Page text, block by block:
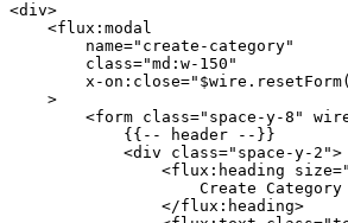
<div>
    <
flux : modal
        name
="create-category"
        class=
"md:w-150"
        x
-on : close=" $wire
    >
        <
form class="space-y-8"
            {{
-- header -- }}
            <
div class="space-y-2">
                <
flux : heading size=
                    Create
Category
                </
flux : heading>